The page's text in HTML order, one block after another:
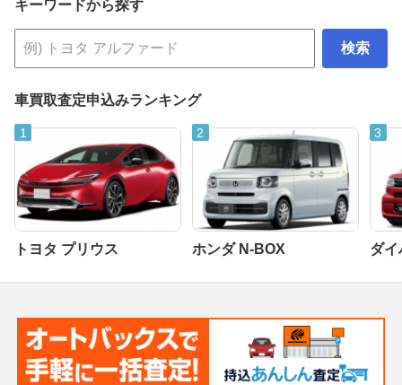
キーワードから探す
検索
車買取査定申込みランキング
トヨタ プリウス ホンダ N-BOX ダイ